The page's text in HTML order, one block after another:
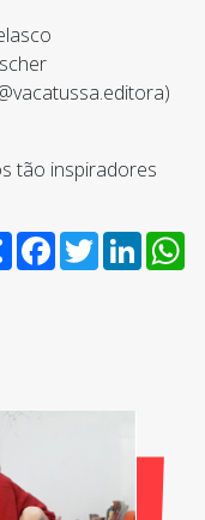
tão inspiradores
ShareFacebook
Twitter